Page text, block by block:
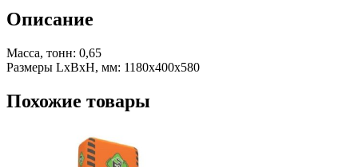
Описание
Масса, тонн: 0,65
Размеры LхBхH, мм: 1180х400х580
Похожие товары